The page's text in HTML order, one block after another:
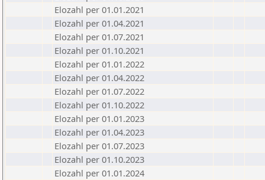
Elozahl per 01.01.2021
Elozahl per 01.04.2021
Elozahl per 01.07.2021
Elozahl per 01.10.2021
Elozahl per 01.01.2022
Elozahl per 01.04.2022
Elozahl per 01.07.2022
Elozahl per 01.10.2022
Elozahl per 01.01.2023
Elozahl per 01.04.2023
Elozahl per 01.07.2023
Elozahl per 01.10.2023
Elozahl per 01.01.2024